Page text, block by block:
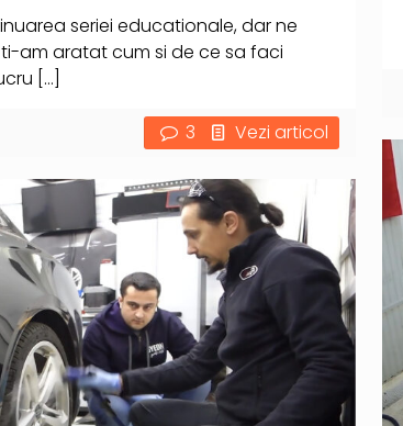
seriei educationale, dar ne
am aratat cum si de ce sa faci
[…]
3 Vezi articol